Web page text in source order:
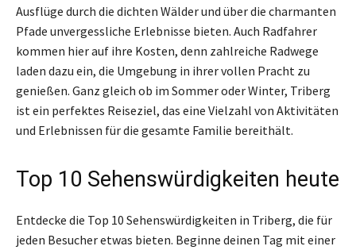
Ausflüge durch die dichten Wälder und über die charmanten
Pfade unvergessliche Erlebnisse bieten. Auch Radfahrer
kommen hier auf ihre Kosten, denn zahlreiche Radwege
laden dazu ein, die Umgebung in ihrer vollen Pracht zu
genießen. Ganz gleich ob im Sommer oder Winter, Triberg
ist ein perfektes Reiseziel, das eine Vielzahl von Aktivitäten
und Erlebnissen für die gesamte Familie bereithält.
Top 10 Sehenswürdigkeiten heute
Entdecke die Top 10 Sehenswürdigkeiten in Triberg, die für
jeden Besucher etwas bieten. Beginne deinen Tag mit einer